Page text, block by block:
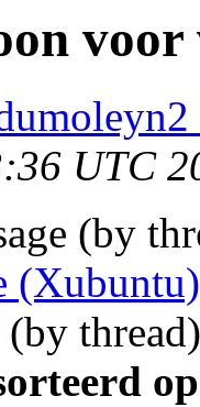
UTC
(by
(Xubuntu)
(by